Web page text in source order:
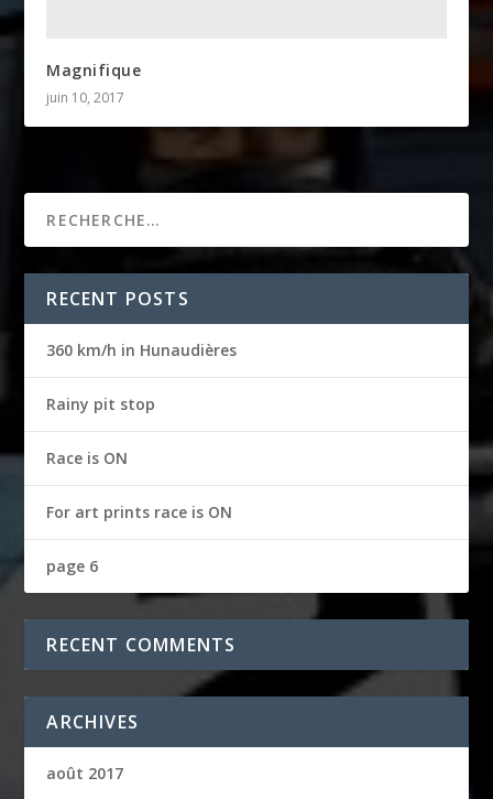
Magnifique
juin 10, 2017
RECENT POSTS
360 km/h in Hunaudières
Rainy pit stop
Race is ON
For art prints race is ON
page 6
RECENT COMMENTS
ARCHIVES
août 2017